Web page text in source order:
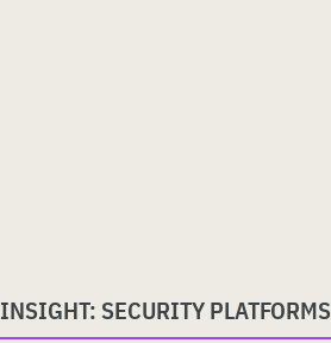
INSIGHT: SECURITY PLATFORMS